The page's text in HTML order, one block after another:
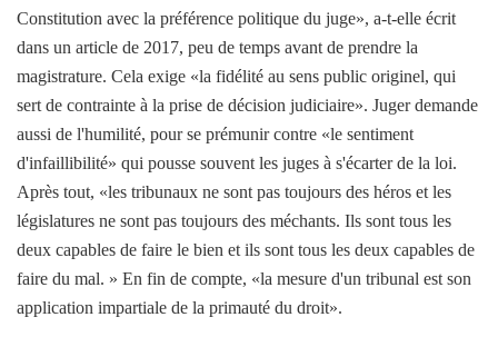
Constitution avec la préférence politique du juge», a-t-elle écrit
dans un article de 2017, peu de temps avant de prendre la
magistrature. Cela exige «la fidélité au sens public originel, qui
sert de contrainte à la prise de décision judiciaire». Juger demande
aussi de l'humilité, pour se prémunir contre «le sentiment
d'infaillibilité» qui pousse souvent les juges à s'écarter de la loi.
Après tout, «les tribunaux ne sont pas toujours des héros et les
législatures ne sont pas toujours des méchants. Ils sont tous les
deux capables de faire le bien et ils sont tous les deux capables de
faire du mal. » En fin de compte, «la mesure d'un tribunal est son
application impartiale de la primauté du droit».